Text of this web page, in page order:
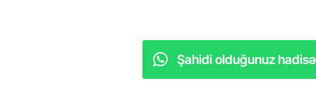
Şahidi olduğunuz